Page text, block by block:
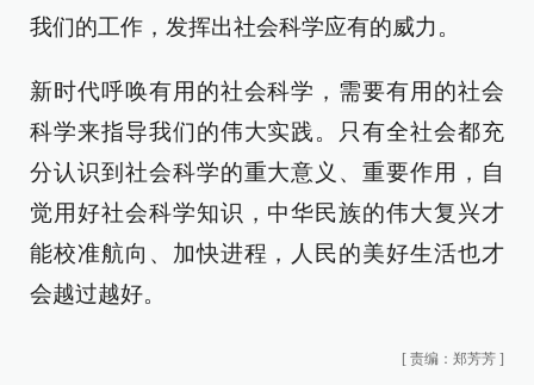
我们的工作，发挥出社会科学应有的威力。
新时代呼唤有用的社会科学，需要有用的社会
科学来指导我们的伟大实践。只有全社会都充
分认识到社会科学的重大意义、重要作用，自
觉用好社会科学知识，中华民族的伟大复兴才
能校准航向、加快进程，人民的美好生活也才
会越过越好。
[ 责编：郑芳芳 ]